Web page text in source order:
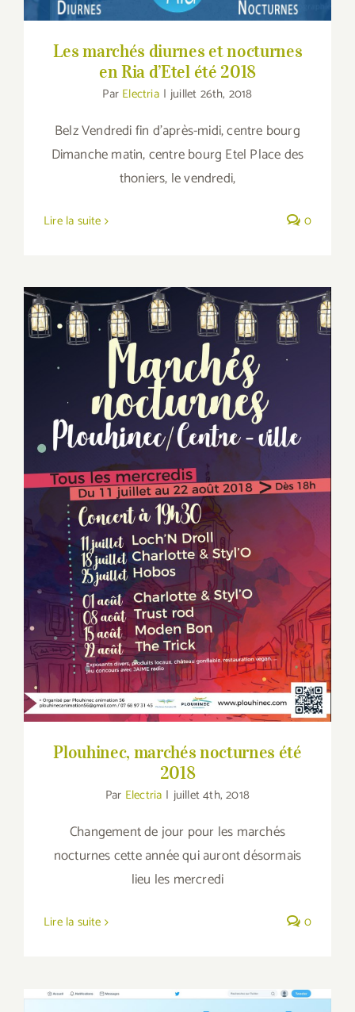
Les marchés diurnes et nocturnes
en Ria d’Etel été 2018
Par Electria | juillet 26th, 2018
Belz Vendredi fin d'après-midi, centre bourg
Dimanche matin, centre bourg Etel Place des
thoniers, le vendredi,
Lire la suite 0
Plouhinec, marchés nocturnes été 2018
Plouhinec, marchés nocturnes été
2018
Par Electria | juillet 4th, 2018
Changement de jour pour les marchés
nocturnes cette année qui auront désormais
lieu les mercredi
Lire la suite 0